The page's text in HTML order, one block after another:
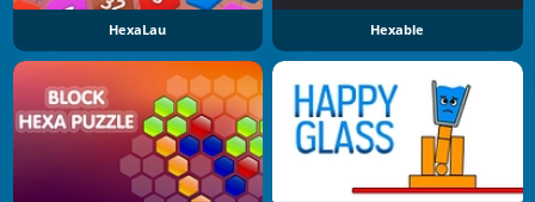
HexaLau Hexable